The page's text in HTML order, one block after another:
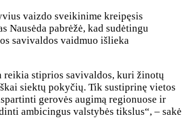
vaizdo sveikinime kreipęsis
Nausėda pabrėžė, kad sudėtingu
savivaldos vaidmuo išlieka
reikia stiprios savivaldos, kuri žinotų
siektų pokyčių. Tik sustiprinę vietos
gerovės augimą regionuose ir
ambicingus valstybės tikslus“, – sakė